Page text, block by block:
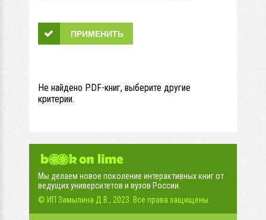
Не найдено PDF-книг, выберите другие
критерии.
Мы делаем новое поколение интерактивных книг от
ведущих университетов и вузов России.
© ИП Замылина Д.В., 2023. Все права защищены.